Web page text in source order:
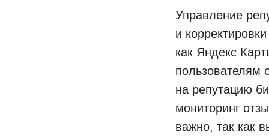
Управление
и
как Яндекс
пользователям
на репутацию
мониторинг
важно, так как